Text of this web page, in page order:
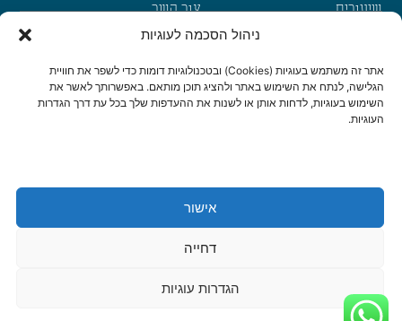
ניהול הסכמה לעוגיות
אתר זה משתמש בעוגיות (Cookies) ובטכנולוגיות דומות כדי לשפר את חוויית
הגלישה, לנתח את השימוש באתר ולהציג תוכן מותאם. באפשרותך לאשר את
השימוש בעוגיות, לדחות אותן או לשנות את ההעדפות שלך בכל עת דרך הגדרות
העוגיות.
אישור
דחייה
הגדרות עוגיות
שיעורים
ימי עיון
צור קשר
הרשמה לשבו"ש
היה שותף
דרכי הגעה
| סטודיו צור בניית אתרים ומיתוג לעסקים